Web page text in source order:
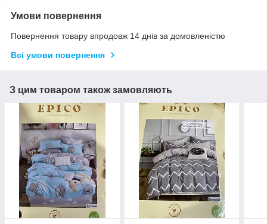
Умови повернення
Повернення товару впродовж 14 днів за домовленістю
Всі умови повернення
З цим товаром також замовляють